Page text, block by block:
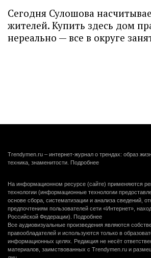
Сегодня Сулошова
жителей. Купить здесь дом
нереально — все в округе
Trendymen.ru – интернет-журнал о трендах: образ
техника, знаменитости. Подробнее
На информационном ресурсе (сайте) применяются
технологии (информационные технологии
основе сбора, систематизации и анализа сведений,
предпочтениям пользователей сети «Интернет»,
Российской Федерации). Подробнее
Все аудиовизуальные произведения являются
правообладателей и используются только в
информационных целях. Редакция не несёт
материалов, заимствованных с Trendymen.ru и